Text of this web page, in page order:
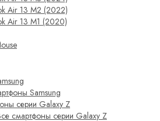
Air 13 M2 (2022)
Air 13 M1 (2020)
Samsung
серии Galaxy Z
смартфоны серии Galaxy Z